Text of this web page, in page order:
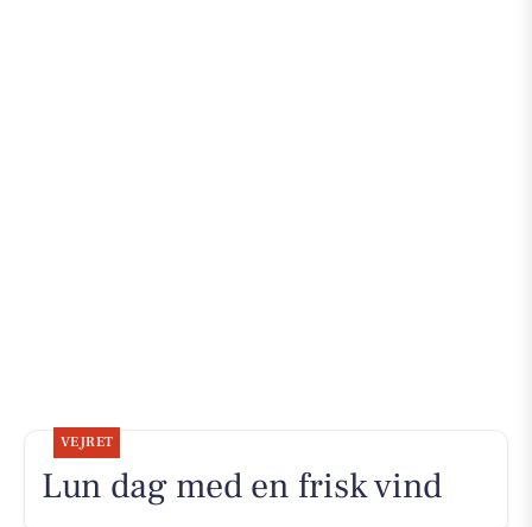
VEJRET
Lun dag med en frisk vind